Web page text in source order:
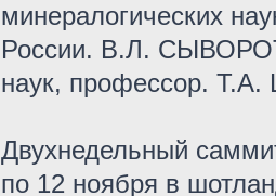
минералогических
России. В.Л.
наук, профессор.
Двухнедельный
по 12 ноября в